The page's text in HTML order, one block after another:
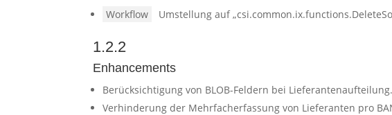
Workflow Umstellung auf
1.2.2
Enhancements
Berücksichtigung von BLOB-Feldern bei Lieferantenaufteilung.
Verhinderung der Mehrfacherfassung von Lieferanten pro